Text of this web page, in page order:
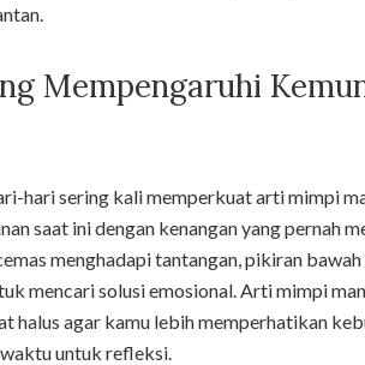
Mempengaruhi
hari sering kali memperkuat arti mimpi
saat ini dengan kenangan yang pernah
menghadapi tantangan, pikiran
mencari solusi emosional. Arti mimpi
halus agar kamu lebih memperhatikan
untuk refleksi.